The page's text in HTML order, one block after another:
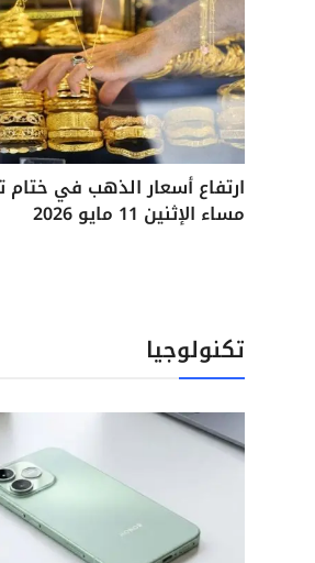
ارتفاع أسعار الذهب في ختام
مساء الإثنين 11 مايو 2026
تكنولوجيا